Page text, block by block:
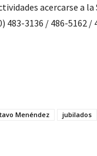
acercarse a
3136 / 486-5162 /
Menéndez jubilados